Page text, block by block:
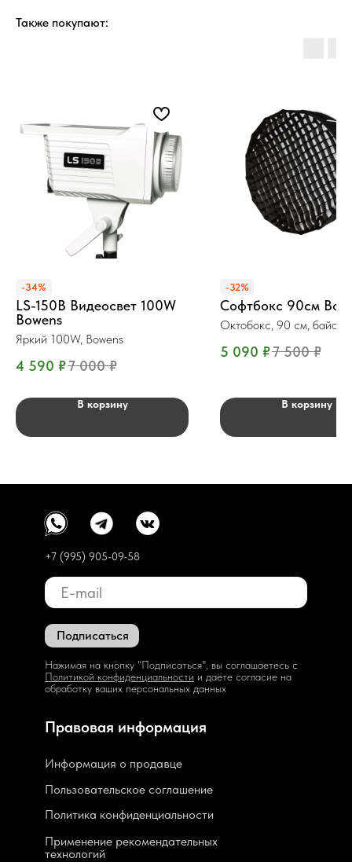
Также покупают:
-34%
LS-150B Видеосвет 100W
Bowens
Яркий 100W, Bowens
4 590 ₽7 000 ₽
В корзину
-32%
Софтбокс 90см
Октобокс, 90 см,
5 090 ₽7 500 ₽
В корзину
Подписаться
Нажимая на кнопку "Подписаться", вы соглашаетесь с
Политикой конфиденциальности и даёте согласие на
обработку ваших персональных данных
Пользовательское соглашение
Политика конфиденциальности
Применение рекомендательных
технологий
Информация о продавце
Правовая информация
+7 (995) 905-09-58